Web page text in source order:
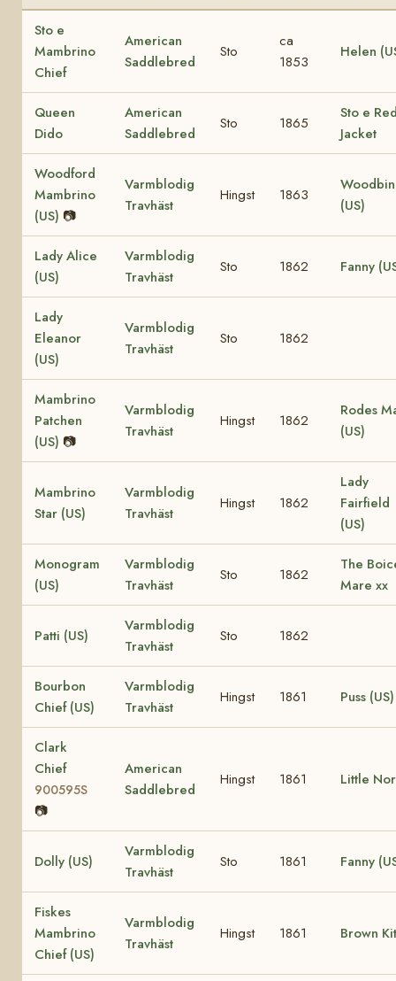
Sto e
Mambrino
Chief
American
Saddlebred
Sto
ca
1853
Helen
Queen
Dido
American
Saddlebred
Sto 1865
Sto e
Jacket
Woodford
Mambrino
(US) 📷
Varmblodig
Travhäst
Hingst 1863
(US)
Lady Alice
(US)
Varmblodig
Travhäst
Sto 1862 Fanny
Lady
Eleanor
(US)
Varmblodig
Travhäst
Sto 1862
Mambrino
Patchen
(US) 📷
Varmblodig
Travhäst
Hingst 1862
Rodes
(US)
Mambrino
Star (US)
Varmblodig
Travhäst
Hingst 1862
Lady
Fairfield
(US)
Monogram
(US)
Varmblodig
Travhäst
Sto 1862
The
Mare xx
Patti (US)
Varmblodig
Travhäst
Sto 1862
Bourbon
Chief (US)
Varmblodig
Travhäst
Hingst 1861 Puss (US)
Clark
Chief
900595S
📷
American
Saddlebred
Hingst 1861 Little
Dolly (US)
Varmblodig
Travhäst
Sto 1861 Fanny
Fiskes
Mambrino
Chief (US)
Varmblodig
Travhäst
Hingst 1861 Brown